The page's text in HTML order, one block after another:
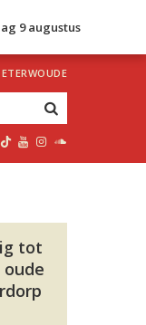
9 augustus
tot